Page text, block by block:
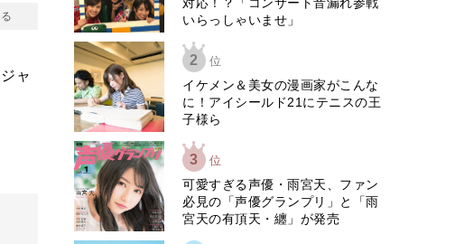
ャ
いらっしゃいませ」
2 位
イケメン＆美女の漫画家がこんな
に！アイシールド21にテニスの王
子様ら
3 位
可愛すぎる声優・雨宮天、ファン
必見の「声優グランプリ」と「雨
宮天の有頂天・纏」が発売